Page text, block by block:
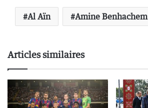
Al Aïn Amine Benhachem
Articles similaires